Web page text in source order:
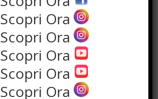
Scopri Ora
Scopri Ora
Scopri Ora
Scopri Ora
Scopri Ora